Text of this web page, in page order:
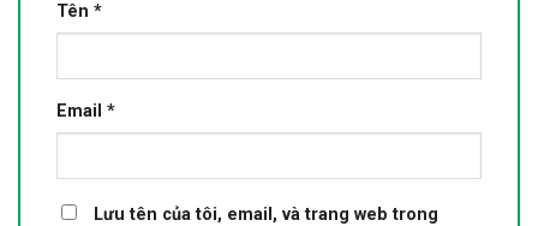
Tên *
Email *
Lưu tên của tôi, email, và trang web trong